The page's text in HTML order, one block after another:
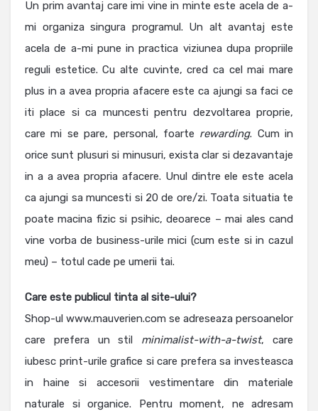
Un prim avantaj care imi vine in minte este acela de a-
mi organiza singura programul. Un alt avantaj este
acela de a-mi pune in practica viziunea dupa propriile
reguli estetice. Cu alte cuvinte, cred ca cel mai mare
plus in a avea propria afacere este ca ajungi sa faci ce
iti place si ca muncesti pentru dezvoltarea proprie,
care mi se pare, personal, foarte rewarding. Cum in
orice sunt plusuri si minusuri, exista clar si dezavantaje
in a a avea propria afacere. Unul dintre ele este acela
ca ajungi sa muncesti si 20 de ore/zi. Toata situatia te
poate macina fizic si psihic, deoarece – mai ales cand
vine vorba de business-urile mici (cum este si in cazul
meu) – totul cade pe umerii tai.
Care este publicul tinta al site-ului?
Shop-ul www.mauverien.com se adreseaza persoanelor
care prefera un stil minimalist-with-a-twist, care
iubesc print-urile grafice si care prefera sa investeasca
in haine si accesorii vestimentare din materiale
naturale si organice. Pentru moment, ne adresam